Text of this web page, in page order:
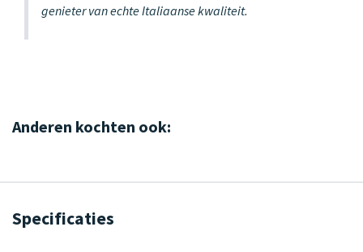
genieter van echte Italiaanse kwaliteit.
Anderen kochten ook:
Specificaties